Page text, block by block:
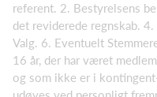
referent. 2. Bestyrelsens
det reviderede regnskab.
Valg. 6. Eventuelt
16 år, der har været
og som ikke er i